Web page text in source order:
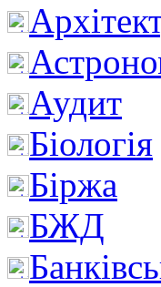
Аудит
Біологія
Біржа
БЖД